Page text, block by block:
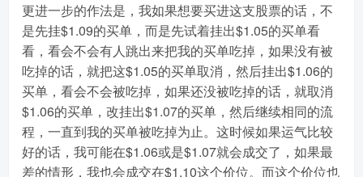
更进一步的作法是，我如果想要买进这支股票的话，不
是先挂$1.09的买单，而是先试着挂出$1.05的买单看
看，看会不会有人跳出来把我的买单吃掉，如果没有被
吃掉的话，就把这$1.05的买单取消，然后挂出$1.06的
买单，看会不会被吃掉，如果还没被吃掉的话，就取消
$1.06的买单，改挂出$1.07的买单，然后继续相同的流
程，一直到我的买单被吃掉为止。这时候如果运气比较
好的话，我可能在$1.06或是$1.07就会成交了，如果最
差的情形，我也会成交在$1.10这个价位。而这个价位也